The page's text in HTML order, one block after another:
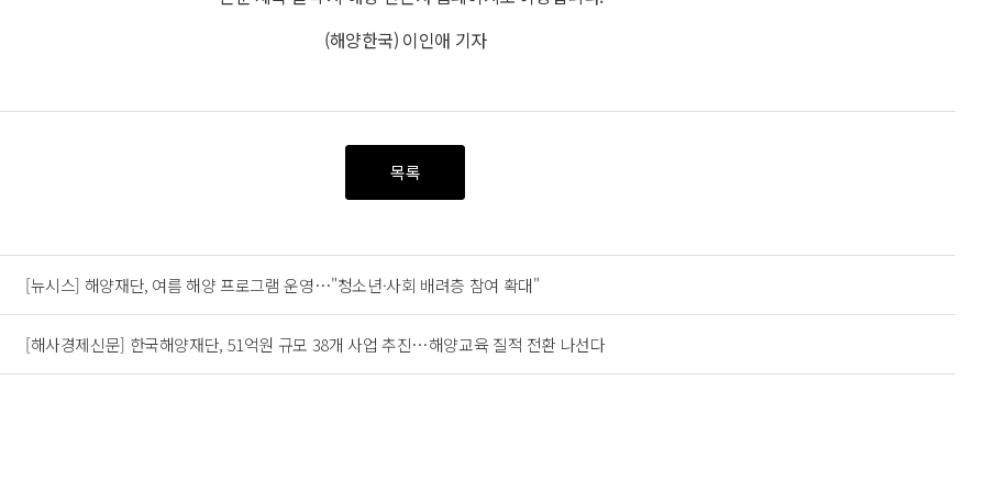
(해양한국) 이인애 기자
목록
[뉴시스] 해양재단, 여름 해양 프로그램 운영…"청소년·사회 배려층 참여 확대"
[해사경제신문] 한국해양재단, 51억원 규모 38개 사업 추진…해양교육 질적 전환 나선다